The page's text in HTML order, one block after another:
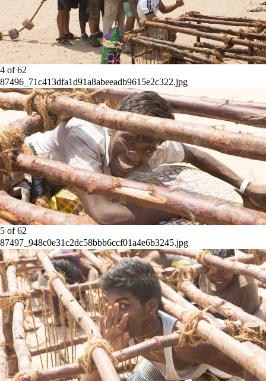
4 of62
87496_71c413dfa1d91a8abeeadb9615e2c322.jpg
5 of62
87497_948c0e31c2dc58bbb6ccf01a4e6b3245.jpg